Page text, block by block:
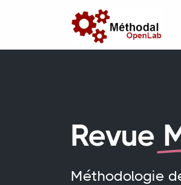
Revue
Méthodologie